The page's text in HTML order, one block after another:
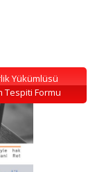
Yükümlüsü
Tespiti Formu